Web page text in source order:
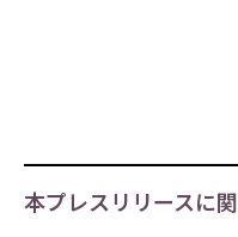
本プレスリリースに